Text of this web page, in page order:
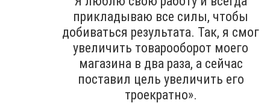
прикладываю все силы, чтобы
добиваться результата. Так, я смог
увеличить товарооборот моего
магазина в два раза, а сейчас
поставил цель увеличить его
троекратно».